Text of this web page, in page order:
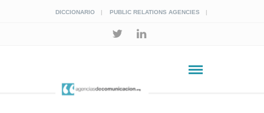
DICCIONARIO PUBLIC RELATIONS AGENCIES